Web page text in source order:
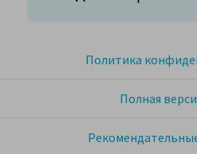
Политика
Полная